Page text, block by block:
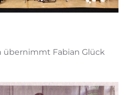
übernimmt Fabian Glück